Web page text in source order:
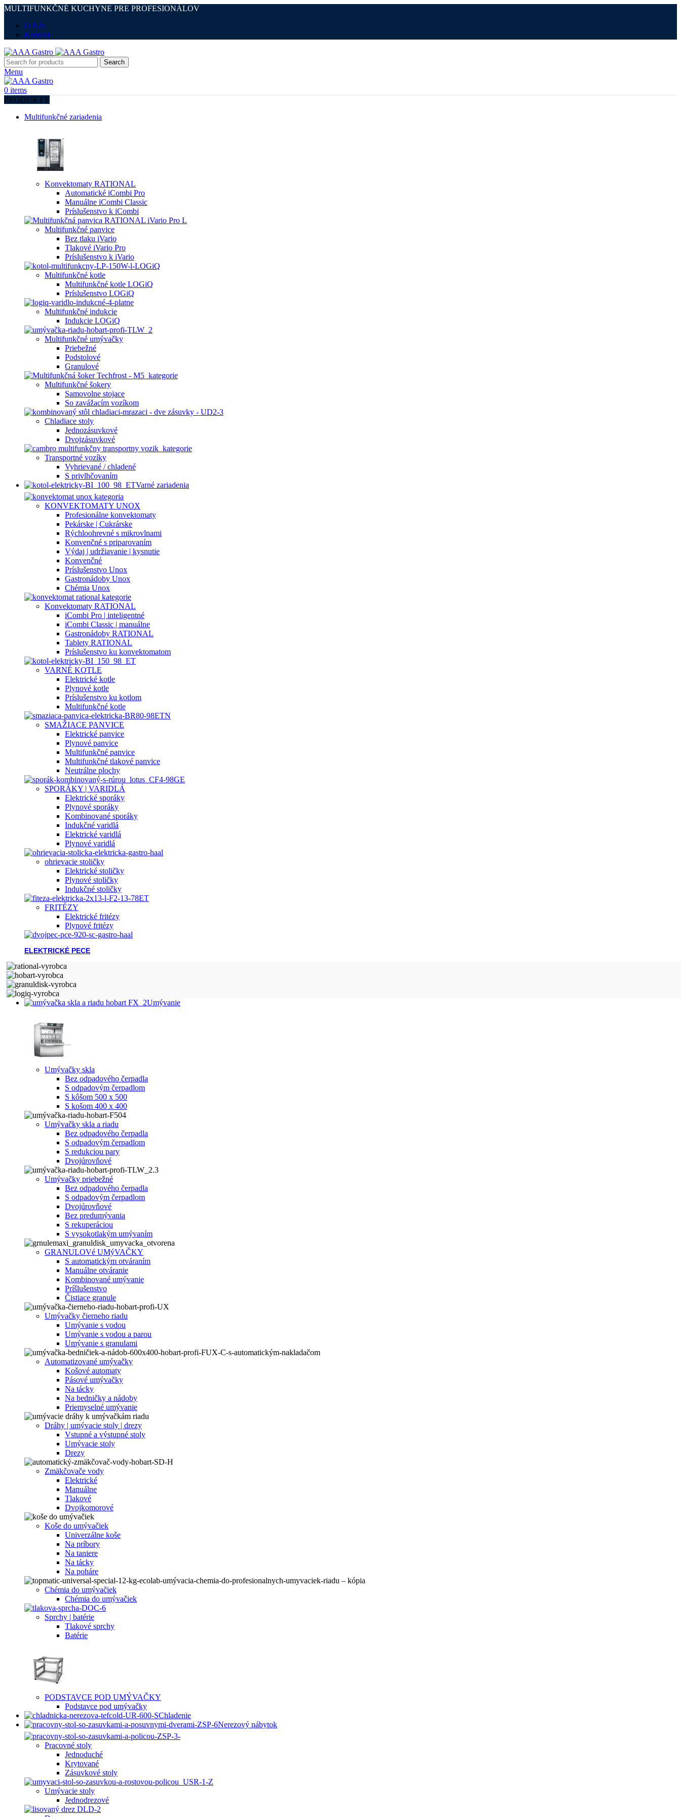
MULTIFUNKČNÉ KUCHYNE PRE PROFESIONÁLOV
O Nás
Kontakt
Search
Menu
0 items
PRODUKTY
Multifunkčné zariadenia
Konvektomaty RATIONAL
Automatické iCombi Pro
Manuálne iCombi Classic
Príslušenstvo k iCombi
Multifunkčné panvice
Bez tlaku iVario
Tlakové iVario Pro
Príslušenstvo k iVario
Multifunkčné kotle
Multifunkčné kotle LOGiQ
Príslušenstvo LOGiQ
Multifunkčné indukcie
Indukcie LOGiQ
Multifunkčné umývačky
Priebežné
Podstolové
Granulové
Multifunkčné šokery
Samovolne stojace
So zavážacím vozíkom
Chladiace stoly
Jednozásuvkové
Dvojzásuvkové
Transportné vozíky
Vyhrievané / chladené
S privlhčovaním
Varné zariadenia
KONVEKTOMATY UNOX
Profesionálne konvektomaty
Pekárske | Cukrárske
Rýchloohrevné s mikrovlnami
Konvenčné s priparovaním
Výdaj | udržiavanie | kysnutie
Konvenčné
Príslušenstvo Unox
Gastronádoby Unox
Chémia Unox
Konvektomaty RATIONAL
iCombi Pro | inteligentné
iCombi Classic | manuálne
Gastronádoby RATIONAL
Tablety RATIONAL
Príslušenstvo ku konvektomatom
VARNÉ KOTLE
Elektrické kotle
Plynové kotle
Príslušenstvo ku kotlom
Multifunkčné kotle
SMAŽIACE PANVICE
Elektrické panvice
Plynové panvice
Multifunkčné panvice
Multifunkčné tlakové panvice
Neutrálne plochy
SPORÁKY | VARIDLÁ
Elektrické sporáky
Plynové sporáky
Kombinované sporáky
Indukčné varidlá
Elektrické varidlá
Plynové varidlá
ohrievacie stoličky
Elektrické stoličky
Plynové stoličky
Indukčné stoličky
FRITÉZY
Elektrické fritézy
Plynové fritézy
ELEKTRICKÉ PECE
Umývanie
Umývačky skla
Bez odpadového čerpadla
S odpadovým čerpadlom
S kôšom 500 x 500
S košom 400 x 400
Umývačky skla a riadu
Bez odpadového čerpadla
S odpadovým čerpadlom
S redukciou pary
Dvojúrovňové
Umývačky priebežné
Bez odpadového čerpadla
S odpadovým čerpadlom
Dvojúrovňové
Bez predumývania
S rekuperáciou
S vysokotlakým umývaním
GRANULOVé UMýVAČKY
S automatickým otváraním
Manuálne otváranie
Kombinované umývanie
Príšlušenstvo
Čistiace granule
Umývačky čierneho riadu
Umývanie s vodou
Umývanie s vodou a parou
Umývanie s granulami
Automatizované umývačky
Košové automaty
Pásové umývačky
Na tácky
Na bedničky a nádoby
Priemyselné umývanie
Dráhy | umývacie stoly | drezy
Vstupné a výstupné stoly
Umývacie stoly
Drezy
Zmäkčovače vody
Elektrické
Manuálne
Tlakové
Dvojkomorové
Koše do umývačiek
Univerzálne koše
Na príbory
Na taniere
Na tácky
Na poháre
Chémia do umývačiek
Chémia do umývačiek
Sprchy | batérie
Tlakové sprchy
Batérie
PODSTAVCE POD UMÝVAČKY
Podstavce pod umývačky
Chladenie
Nerezový nábytok
Pracovné stoly
Jednoduché
Krytované
Zásuvkové stoly
Umývacie stoly
Jednodrezové